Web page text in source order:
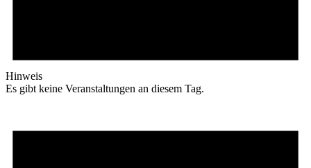
Hinweis
Es gibt keine Veranstaltungen an diesem Tag.